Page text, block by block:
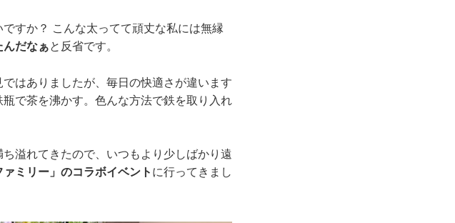
すか？ こんな太ってて頑丈な私には無縁
んだなぁと反省です。
はありましたが、毎日の快適さが違います
で茶を沸かす。色んな方法で鉄を取り入れ
溢れてきたので、いつもより少しばかり遠
ァミリー」のコラボイベント に行ってきまし